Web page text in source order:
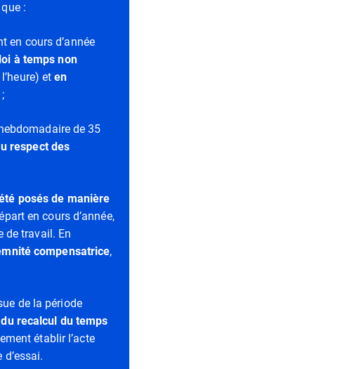
:
en cours d’année
à temps non
eten
de 35
respect des
posés de manière
en cours d’année,
de travail. En
compensatrice,
de la période
du recalcul du temps
établir l’acte